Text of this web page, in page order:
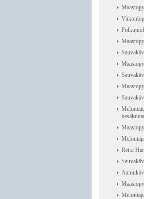
kesäkuuta
Retki